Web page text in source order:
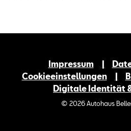
Impressum
Cookieeinstellungen
Digitale Identität
© 2026 Autohaus